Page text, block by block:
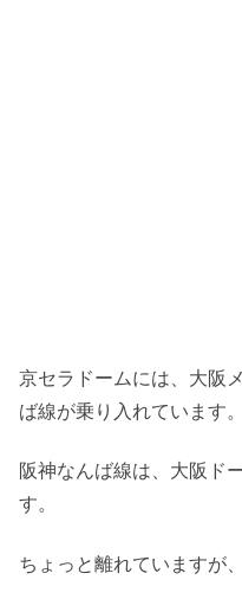
京セラドームには、大阪
ば線が乗り入れています。
阪神なんば線は、大阪ド
す。
ちょっと離れていますが